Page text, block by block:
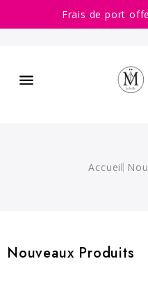
Frais de port

Accueil
Nouveaux Produits